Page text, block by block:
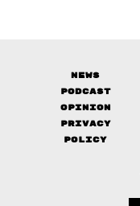
News
Podcast
Opinion
Privacy
Policy